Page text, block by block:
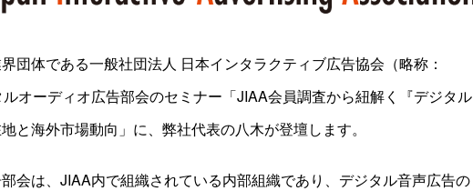
団体である一般社団法人 日本インタラクティブ広告協会（略称：
オーディオ広告部会のセミナー「JIAA会員調査から紐解く『デジタル
と海外市場動向」に、弊社代表の八木が登壇します。
会は、JIAA内で組織されている内部組織であり、デジタル音声広告の